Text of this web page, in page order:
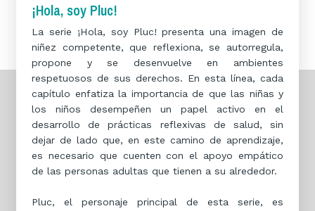
¡Hola, soy Pluc!
La serie ¡Hola, soy Pluc! presenta una imagen de
niñez competente, que reflexiona, se autorregula,
propone y se desenvuelve en ambientes
respetuosos de sus derechos. En esta línea, cada
capítulo enfatiza la importancia de que las niñas y
los niños desempeñen un papel activo en el
desarrollo de prácticas reflexivas de salud, sin
dejar de lado que, en este camino de aprendizaje,
es necesario que cuenten con el apoyo empático
de las personas adultas que tienen a su alrededor.
Pluc, el personaje principal de esta serie, es